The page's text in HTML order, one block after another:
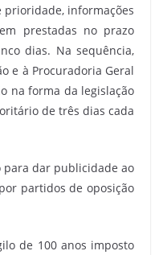
prioridade, informações
prestadas no prazo
dias. Na sequência,
e à Procuradoria Geral
na forma da legislação
de três dias cada
para dar publicidade ao
partidos de oposição
de 100 anos imposto